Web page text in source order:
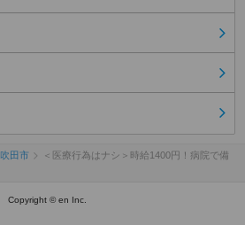
吹田市
＜医療行為はナシ＞時給1400円！病院で備
Copyright © en Inc.